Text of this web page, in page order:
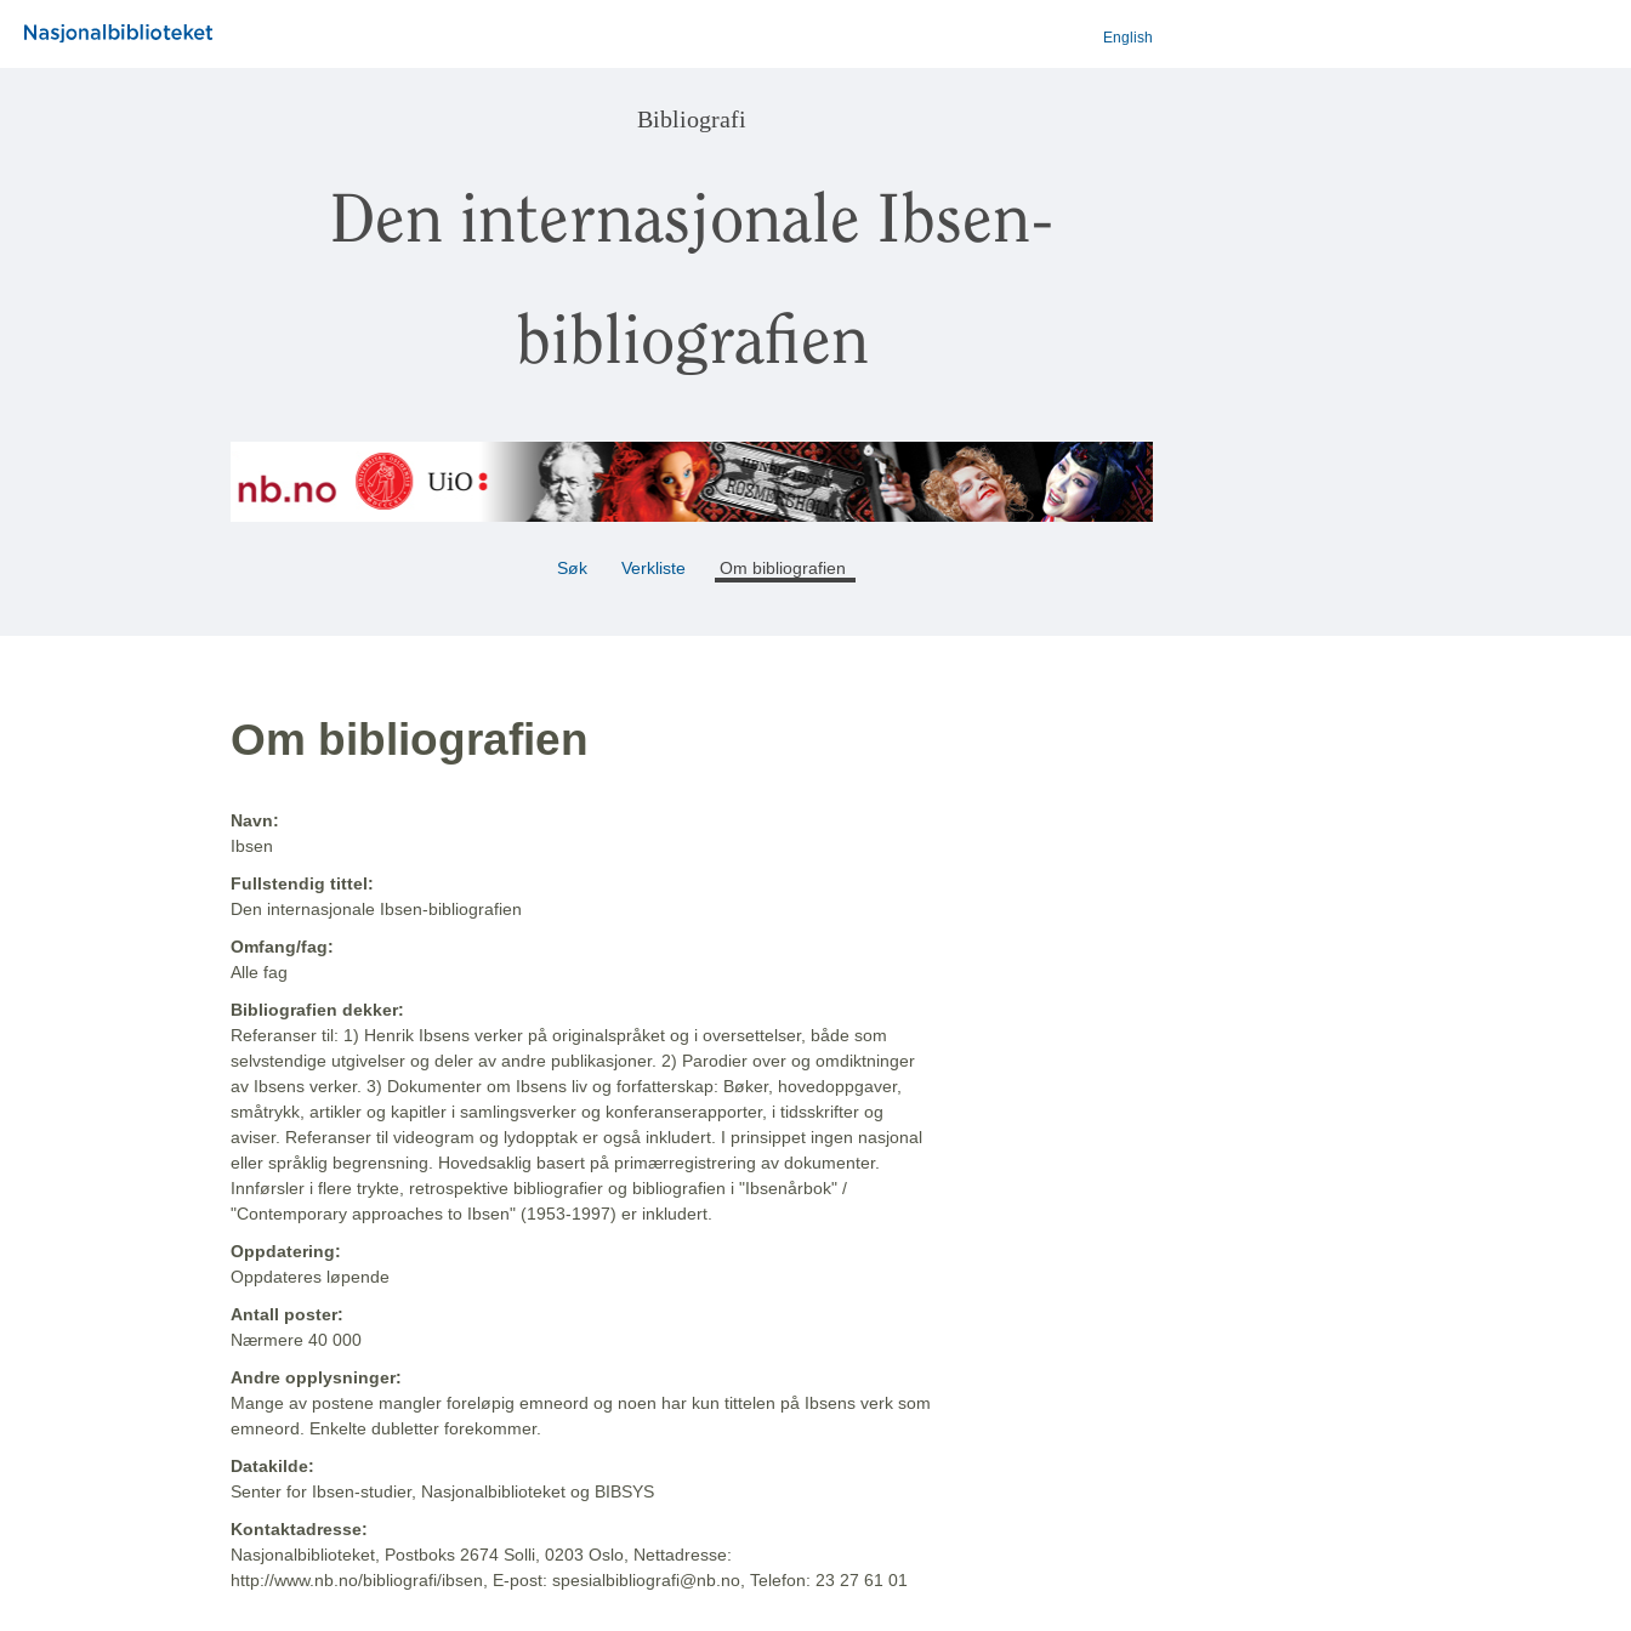
English
Bibliografi
Den internasjonale Ibsen-
bibliografien
Søk Verkliste Om bibliografien
Om bibliografien
Navn:
Ibsen
Fullstendig tittel:
Den internasjonale Ibsen-bibliografien
Omfang/fag:
Alle fag
Bibliografien dekker:
Referanser til: 1) Henrik Ibsens verker på originalspråket og i oversettelser, både som
selvstendige utgivelser og deler av andre publikasjoner. 2) Parodier over og omdiktninger
av Ibsens verker. 3) Dokumenter om Ibsens liv og forfatterskap: Bøker, hovedoppgaver,
småtrykk, artikler og kapitler i samlingsverker og konferanserapporter, i tidsskrifter og
aviser. Referanser til videogram og lydopptak er også inkludert. I prinsippet ingen nasjonal
eller språklig begrensning. Hovedsaklig basert på primærregistrering av dokumenter.
Innførsler i flere trykte, retrospektive bibliografier og bibliografien i "Ibsenårbok" /
"Contemporary approaches to Ibsen" (1953-1997) er inkludert.
Oppdatering:
Oppdateres løpende
Antall poster:
Nærmere 40 000
Andre opplysninger:
Mange av postene mangler foreløpig emneord og noen har kun tittelen på Ibsens verk som
emneord. Enkelte dubletter forekommer.
Datakilde:
Senter for Ibsen-studier, Nasjonalbiblioteket og BIBSYS
Kontaktadresse:
Nasjonalbiblioteket, Postboks 2674 Solli, 0203 Oslo, Nettadresse:
http://www.nb.no/bibliografi/ibsen, E-post: spesialbibliografi@nb.no, Telefon: 23 27 61 01